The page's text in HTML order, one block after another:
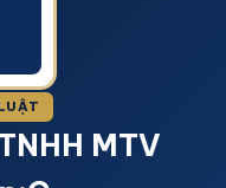
MTV